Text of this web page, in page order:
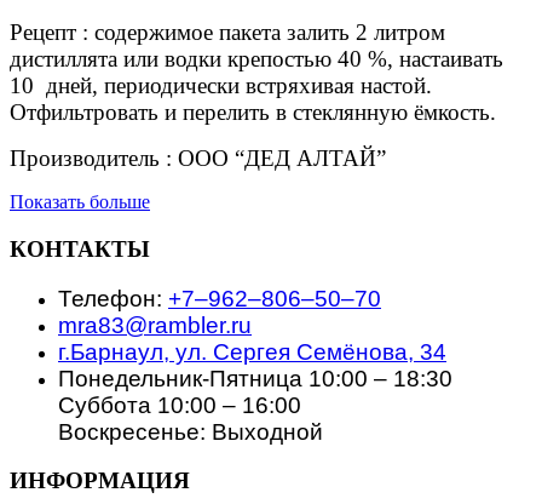
Рецепт : содержимое пакета залить 2 литром
дистиллята или водки крепостью 40 %, настаивать
10 дней, периодически встряхивая настой.
Отфильтровать и перелить в стеклянную ёмкость.
Производитель : ООО “ДЕД АЛТАЙ”
Показать больше
КОНТАКТЫ
Телефон: +7‒962‒806‒50‒70
mra83@rambler.ru
г.Барнаул, ул. Сергея Семёнова, 34
Понедельник-Пятница 10:00 – 18:30
Суббота 10:00 – 16:00
Воскресенье: Выходной
ИНФОРМАЦИЯ